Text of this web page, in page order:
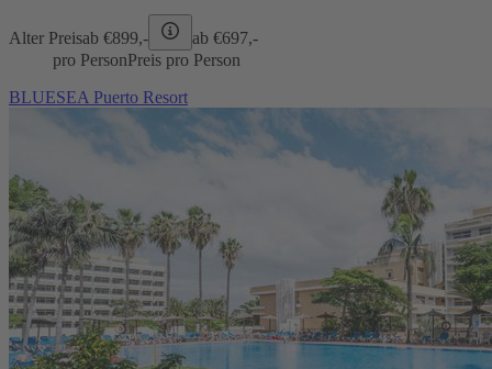
Alter Preisab €899,- ab €697,-
pro PersonPreis pro Person
BLUESEA Puerto Resort